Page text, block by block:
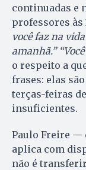
continuadas e
professores às
você faz na
amanhã.”
o respeito a
frases: elas
terças-feiras
insuficientes.
Paulo Freire —
aplica com
não é